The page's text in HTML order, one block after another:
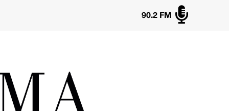

90.2 FM